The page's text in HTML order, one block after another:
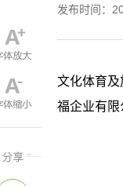
发布时间：
文化体育
福企业有限